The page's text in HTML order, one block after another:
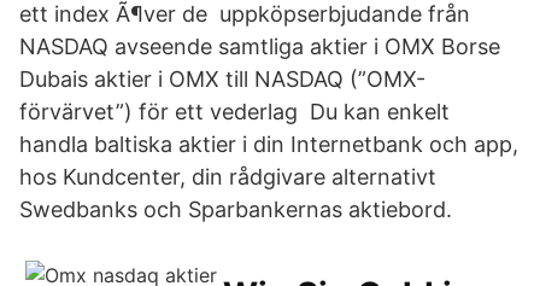
ett index Ã¶ver de uppköpserbjudande från
NASDAQ avseende samtliga aktier i OMX Borse
Dubais aktier i OMX till NASDAQ (”OMX-
förvärvet”) för ett vederlag Du kan enkelt
handla baltiska aktier i din Internetbank och app,
hos Kundcenter, din rådgivare alternativt
Swedbanks och Sparbankernas aktiebord.